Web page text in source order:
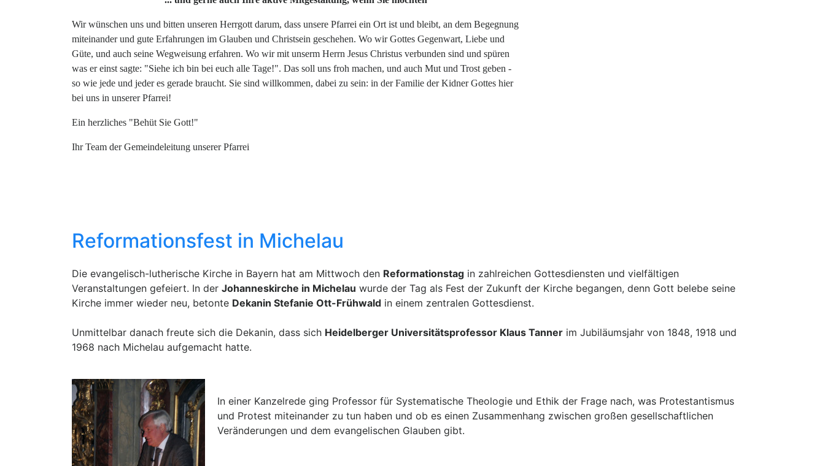
Wir wünschen uns und bitten unseren Herrgott darum, dass unsere Pfarrei ein Ort ist und bleibt, an dem Begegnung
miteinander und gute Erfahrungen im Glauben und Christsein geschehen. Wo wir Gottes Gegenwart, Liebe und
Güte, und auch seine Wegweisung erfahren. Wo wir mit unserm Herrn Jesus Christus verbunden sind und spüren
was er einst sagte: "Siehe ich bin bei euch alle Tage!". Das soll uns froh machen, und auch Mut und Trost geben -
so wie jede und jeder es gerade braucht. Sie sind willkommen, dabei zu sein: in der Familie der Kidner Gottes hier
bei uns in unserer Pfarrei!
Ein herzliches "Behüt Sie Gott!"
Ihr Team der Gemeindeleitung unserer Pfarrei
Reformationsfest in Michelau
Die evangelisch-lutherische Kirche in Bayern hat am Mittwoch den Reformationstag in zahlreichen Gottesdiensten und vielfältigen
Veranstaltungen gefeiert. In der Johanneskirche in Michelau wurde der Tag als Fest der Zukunft der Kirche begangen, denn Gott belebe seine
Kirche immer wieder neu, betonte Dekanin Stefanie Ott-Frühwald in einem zentralen Gottesdienst.
Unmittelbar danach freute sich die Dekanin, dass sich Heidelberger Universitätsprofessor Klaus Tanner im Jubiläumsjahr von 1848, 1918 und
1968 nach Michelau aufgemacht hatte.
In einer Kanzelrede ging Professor für Systematische Theologie und Ethik der Frage nach, was Protestantismus
und Protest miteinander zu tun haben und ob es einen Zusammenhang zwischen großen gesellschaftlichen
Veränderungen und dem evangelischen Glauben gibt.